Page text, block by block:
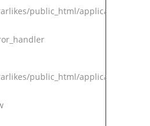
public_html/application/
public_html/application/